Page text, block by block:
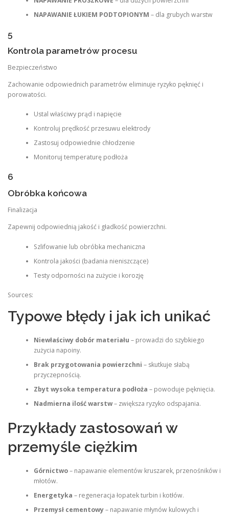
NAPAWANIE ŁUKIEM PODTOPIONYM – dla grubych warstw
5
Kontrola parametrów procesu
Bezpieczeństwo
Zachowanie odpowiednich parametrów eliminuje ryzyko pęknięć i
porowatości.
Ustal właściwy prąd i napięcie
Kontroluj prędkość przesuwu elektrody
Zastosuj odpowiednie chłodzenie
Monitoruj temperaturę podłoża
6
Obróbka końcowa
Finalizacja
Zapewnij odpowiednią jakość i gładkość powierzchni.
Szlifowanie lub obróbka mechaniczna
Kontrola jakości (badania nieniszczące)
Testy odporności na zużycie i korozję
Sources:
Typowe błędy i jak ich unikać
Niewłaściwy dobór materiału – prowadzi do szybkiego
zużycia napoiny.
Brak przygotowania powierzchni – skutkuje słabą
przyczepnością.
Zbyt wysoka temperatura podłoża – powoduje pęknięcia.
Nadmierna ilość warstw– zwiększa ryzyko odspajania.
Przykłady zastosowań w
przemyśle ciężkim
Górnictwo– napawanie elementów kruszarek, przenośników i
młotów.
Energetyka – regeneracja łopatek turbin i kotłów.
Przemysł cementowy– napawanie młynów kulowych i